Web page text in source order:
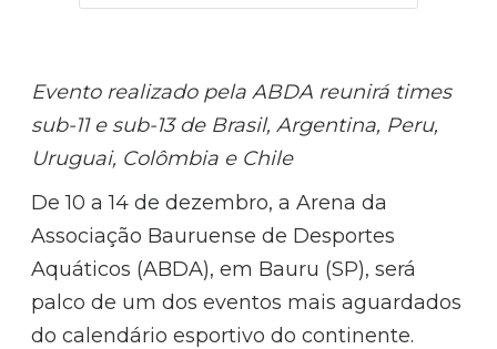
Evento realizado pela ABDA reunirá times
sub-11 e sub-13 de Brasil, Argentina, Peru,
Uruguai, Colômbia e Chile
De 10 a 14 de dezembro, a Arena da
Associação Bauruense de Desportes
Aquáticos (ABDA), em Bauru (SP), será
palco de um dos eventos mais aguardados
do calendário esportivo do continente.